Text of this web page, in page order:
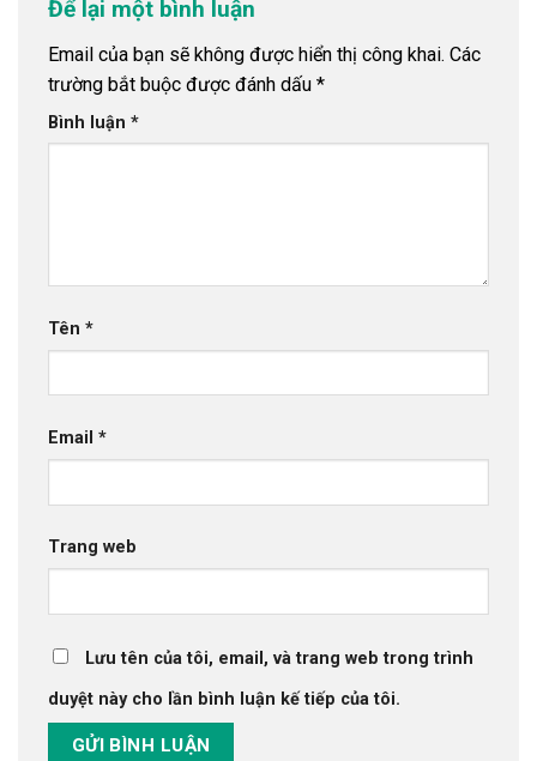
Để lại một bình luận
Email của bạn sẽ không được hiển thị công khai. Các
trường bắt buộc được đánh dấu *
Bình luận *
Tên *
Email *
Trang web
Lưu tên của tôi, email, và trang web trong trình
duyệt này cho lần bình luận kế tiếp của tôi.